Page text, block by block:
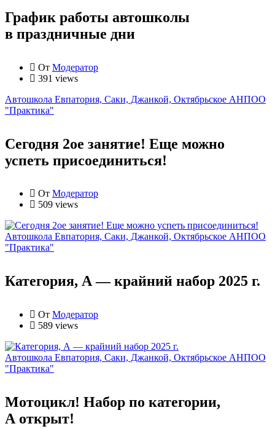
График работы автошколы
в праздничные дни
От Модератор
391 views
Автошкола Евпатория, Саки, Джанкой, Октябрьское АНПОО
"Практика"
Сегодня 2ое занятие! Еще можно
успеть присоединиться!
От Модератор
509 views
Автошкола Евпатория, Саки, Джанкой, Октябрьское АНПОО
"Практика"
Категория, А — крайний набор 2025 г.
От Модератор
589 views
Автошкола Евпатория, Саки, Джанкой, Октябрьское АНПОО
"Практика"
Мотоцикл! Набор по категории,
А открыт!